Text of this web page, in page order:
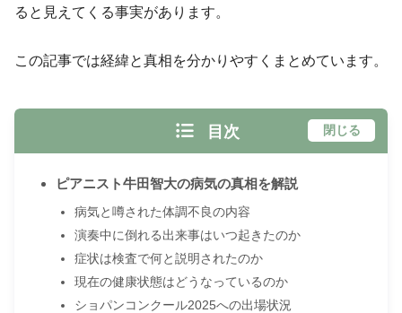
ると見えてくる事実があります。
この記事では経緯と真相を分かりやすくまとめています。
目次 閉じる
ピアニスト牛田智大の病気の真相を解説
病気と噂された体調不良の内容
演奏中に倒れる出来事はいつ起きたのか
症状は検査で何と説明されたのか
現在の健康状態はどうなっているのか
ショパンコンクール2025への出場状況